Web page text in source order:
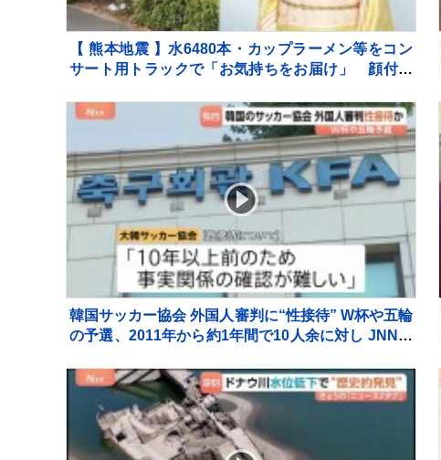
【 熊本地震 】水6480本・カップラーメン等をコン
サート用トラックで「お気持ちをお届け」 顔付き
ではない〟
韓国サッカー協会 外国人審判に“性接待” W杯や五輪
の予選、2011年から約1年間で10人余に対し JNN報